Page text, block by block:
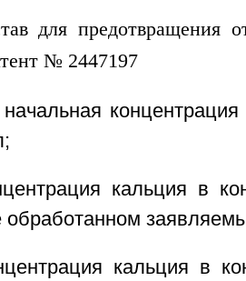
кальция в
обработанном
кальция в